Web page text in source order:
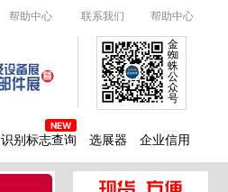
帮助中心 联系我们 帮助中心
识别标志查询 选展器 企业信用
金
蜘
蛛
公
众
号